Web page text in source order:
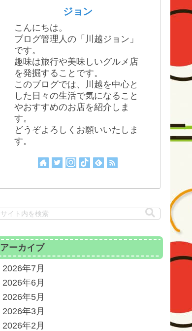
ジョン
こんにちは。
ブログ管理人の「川越ジョン」
です。
趣味は旅行や美味しいグルメ店
を発掘することです。
このブログでは、川越を中心と
した日々の生活で気になること
やおすすめのお店を紹介しま
す。
どうぞよろしくお願いいたしま
す。
アーカイブ
2026年7月
2026年6月
2026年5月
2026年3月
2026年2月